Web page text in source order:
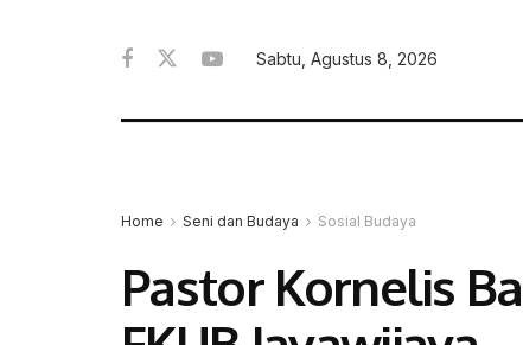
Sabtu, Agustus 8, 2026
Home Seni dan Budaya Sosial Budaya
Pastor Kornelis